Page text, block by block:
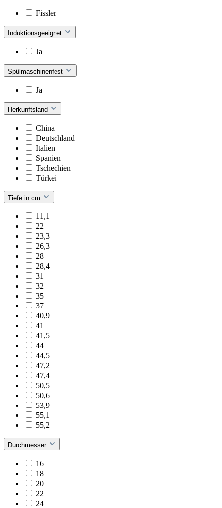
Fissler
Induktionsgeeignet
Ja
Spülmaschinenfest
Ja
Herkunftsland
China
Deutschland
Italien
Spanien
Tschechien
Türkei
Tiefe in cm
11,1
22
23,3
26,3
28
28,4
31
32
35
37
40,9
41
41,5
44
44,5
47,2
47,4
50,5
50,6
53,9
55,1
55,2
Durchmesser
16
18
20
22
24